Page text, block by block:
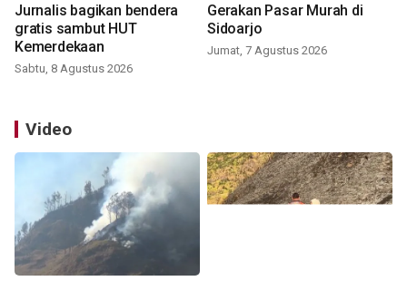
Jurnalis bagikan bendera
gratis sambut HUT
Kemerdekaan
Sabtu, 8 Agustus 2026
Gerakan Pasar Murah di
Sidoarjo
Jumat, 7 Agustus 2026
Video